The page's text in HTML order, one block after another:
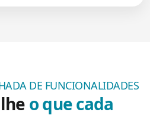
DE FUNCIONALIDADES
o que cada